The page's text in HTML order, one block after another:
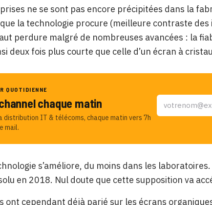
ne se sont pas encore précipitées dans la
la technologie procure (meilleure contraste
perdure malgré de nombreuses avancées : la
deux fois plus courte que celle d’un écran à
QUOTIDIENNE
chaque matin
distribution IT & télécoms, chaque matin vers 7h
mail.
s’améliore, du moins dans les
en 2018. Nul doute que cette supposition va
ont cependant déjà parié sur les écrans